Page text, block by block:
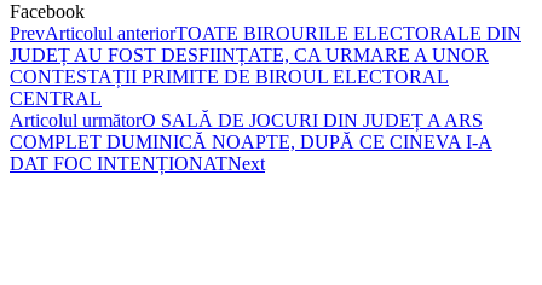
Facebook
PrevArticolul anteriorTOATE BIROURILE ELECTORALE DIN
JUDEȚ AU FOST DESFIINȚATE, CA URMARE A UNOR
CONTESTAȚII PRIMITE DE BIROUL ELECTORAL
CENTRAL
Articolul următorO SALĂ DE JOCURI DIN JUDEȚ A ARS
COMPLET DUMINICĂ NOAPTE, DUPĂ CE CINEVA I-A
DAT FOC INTENȚIONATNext